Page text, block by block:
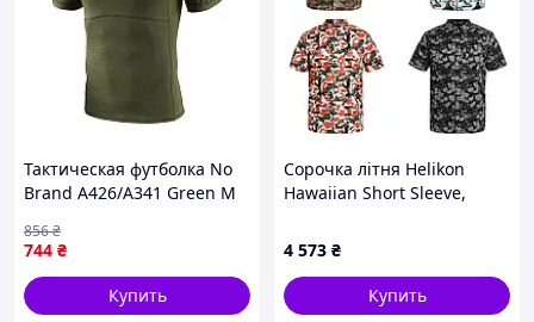
Тактическая футболка No
Brand A426/A341 Green M
744 ₴
856₴
Купить
Сорочка літня Helikon
Hawaiian Short Sleeve,
4 573 ₴
Купить